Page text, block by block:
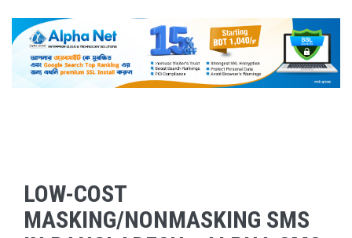
LOW-COST
MASKING/NONMASKING SMS